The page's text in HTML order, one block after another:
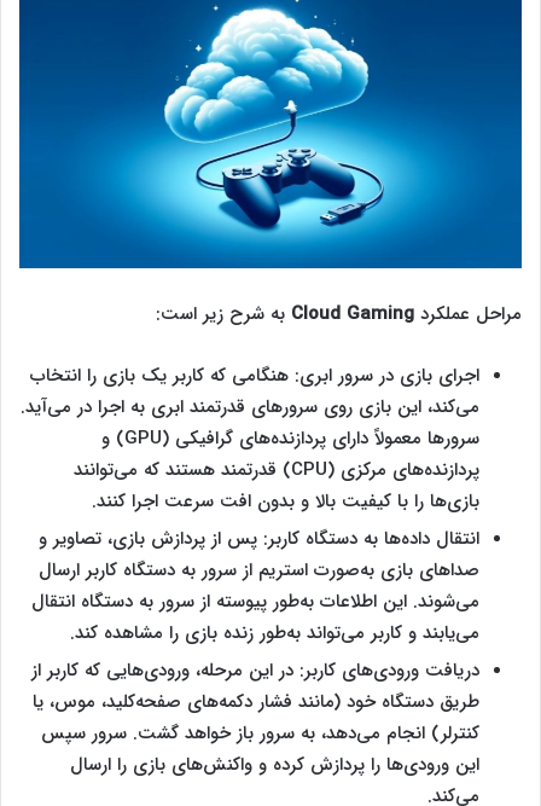
مراحل عملکرد Cloud Gaming به شرح زیر است:
اجرای بازی در سرور ابری: هنگامی که کاربر یک بازی را انتخاب
می‌کند، این بازی روی سرورهای قدرتمند ابری به اجرا در می‌آید.
سرورها معمولاً دارای پردازنده‌های گرافیکی (GPU) و
پردازنده‌های مرکزی (CPU) قدرتمند هستند که می‌توانند
بازی‌ها را با کیفیت بالا و بدون افت سرعت اجرا کنند.
انتقال داده‌ها به دستگاه کاربر: پس از پردازش بازی، تصاویر و
صداهای بازی به‌صورت استریم از سرور به دستگاه کاربر ارسال
می‌شوند. این اطلاعات به‌طور پیوسته از سرور به دستگاه انتقال
می‌یابند و کاربر می‌تواند به‌طور زنده بازی را مشاهده کند.
دریافت ورودی‌های کاربر: در این مرحله، ورودی‌هایی که کاربر از
طریق دستگاه خود (مانند فشار دکمه‌های صفحه‌کلید، موس، یا
کنترلر) انجام می‌دهد، به سرور باز خواهد گشت. سرور سپس
این ورودی‌ها را پردازش کرده و واکنش‌های بازی را ارسال
می‌کند.